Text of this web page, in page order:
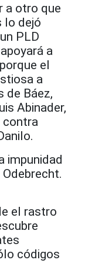
a otro que
lo dejó
PLD
a
el
a
de Báez,
Abinader,
contra
impunidad
el rastro
códigos